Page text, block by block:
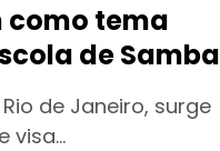
como tema
de Samba
de Janeiro, surge
visa…